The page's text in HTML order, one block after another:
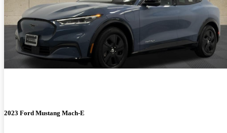
2023 Ford Mustang Mach-E